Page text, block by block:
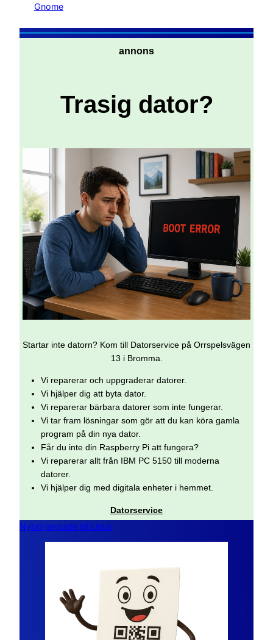
Gnome
annons
Trasig dator?
Startar inte datorn? Kom till Datorservice på Orrspelsvägen
13 i Bromma.
Vi reparerar och uppgraderar datorer.
Vi hjälper dig att byta dator.
Vi reparerar bärbara datorer som inte fungerar.
Vi tar fram lösningar som gör att du kan köra gamla
program på din nya dator.
Får du inte din Raspberry Pi att fungera?
Vi reparerar allt från IBM PC 5150 till moderna
datorer.
Vi hjälper dig med digitala enheter i hemmet.
Datorservice
Nybörjarguide till Linux